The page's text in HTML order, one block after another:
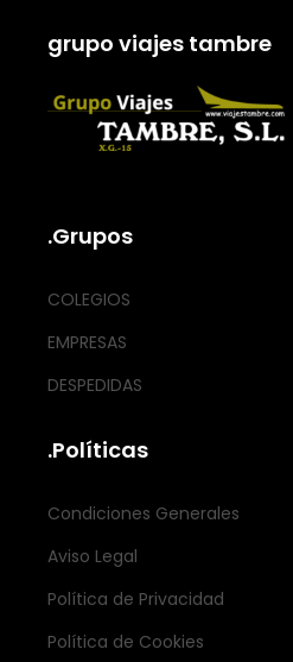
grupo viajes tambre
.Grupos
COLEGIOS
EMPRESAS
DESPEDIDAS
.Políticas
Condiciones Generales
Aviso Legal
Política de Privacidad
Política de Cookies